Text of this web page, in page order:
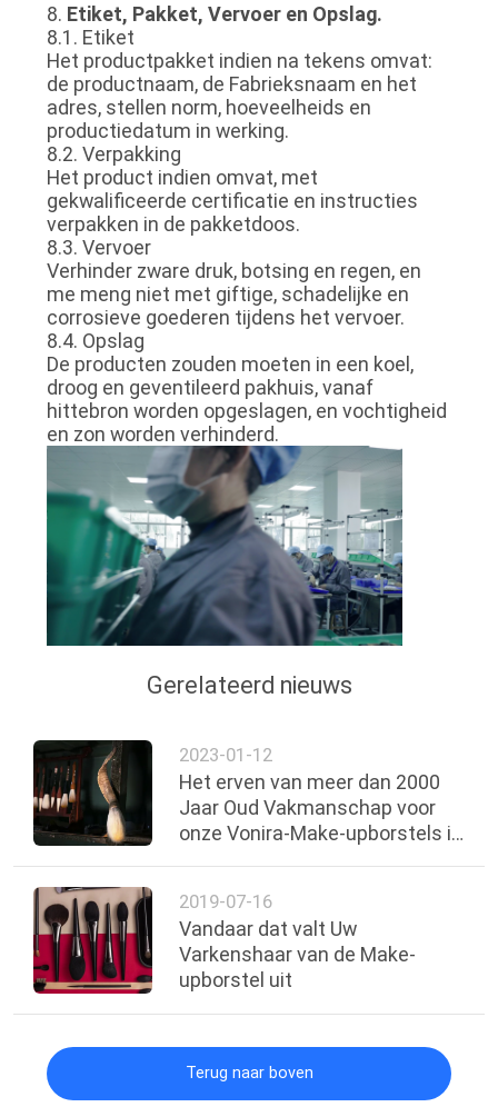
8. Etiket, Pakket, Vervoer en Opslag.
8.1. Etiket
Het productpakket indien na tekens omvat:
de productnaam, de Fabrieksnaam en het
adres, stellen norm, hoeveelheids en
productiedatum in werking.
8.2. Verpakking
Het product indien omvat, met
gekwalificeerde certificatie en instructies
verpakken in de pakketdoos.
8.3. Vervoer
Verhinder zware druk, botsing en regen, en
me meng niet met giftige, schadelijke en
corrosieve goederen tijdens het vervoer.
8.4. Opslag
De producten zouden moeten in een koel,
droog en geventileerd pakhuis, vanaf
hittebron worden opgeslagen, en vochtigheid
en zon worden verhinderd.
Gerelateerd nieuws
2023-01-12
Het erven van meer dan 2000
Jaar Oud Vakmanschap voor
onze Vonira-Make-upborstels in
2019-07-16
Vandaar dat valt Uw
Varkenshaar van de Make-
upborstel uit
Terug naar boven